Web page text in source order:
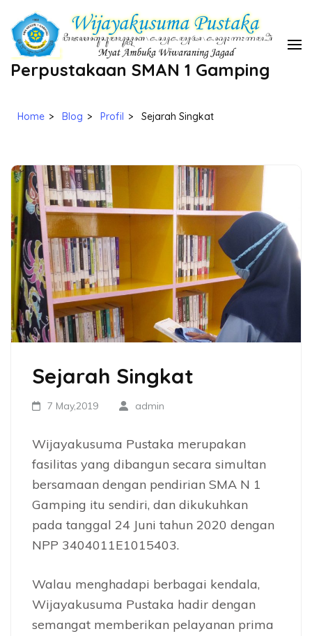
content
(Press
Perpustakaan SMAN 1 Gamping
Home > Blog > Profil > Sejarah Singkat
Sejarah Singkat
7 May,2019 admin
Wijayakusuma Pustaka merupakan
fasilitas yang dibangun secara simultan
bersamaan dengan pendirian SMA N 1
Gamping itu sendiri, dan dikukuhkan
pada tanggal 24 Juni tahun 2020 dengan
NPP 3404011E1015403.
Walau menghadapi berbagai kendala,
Wijayakusuma Pustaka hadir dengan
semangat memberikan pelayanan prima